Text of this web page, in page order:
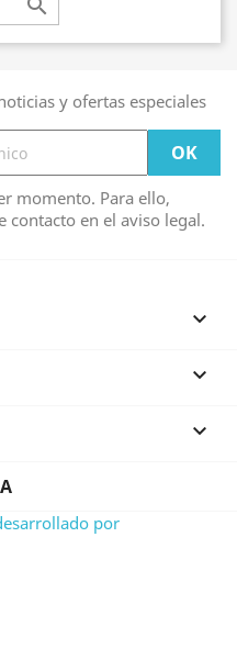

y ofertas especiales
momento. Para ello,
contacto en el aviso legal.



por